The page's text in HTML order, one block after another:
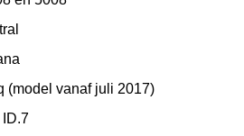
(model vanaf juli 2017)